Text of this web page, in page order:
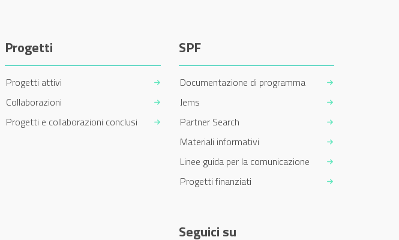
Progetti
Progetti attivi
Collaborazioni
Progetti e collaborazioni conclusi
SPF
Documentazione di programma
Jems
Partner Search
Materiali informativi
Linee guida per la comunicazione
Progetti finanziati
Seguici su